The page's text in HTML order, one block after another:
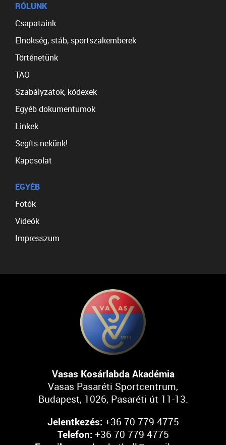
RÓLUNK
Csapataink
Elnökség, stáb, sportszakemberek
Történetünk
TAO
Szabályzatok, kódexek
Egyéb dokumentumok
Linkek
Segíts nekünk!
Kapcsolat
EGYÉB
Fotók
Videók
Impresszum
Vasas Kosárlabda Akadémia
Vasas Pasaréti Sportcentrum,
Budapest, 1026, Pasaréti út 11-13.
Jelentkezés: +36 70 779 4775
Telefon: +36 70 779 4775